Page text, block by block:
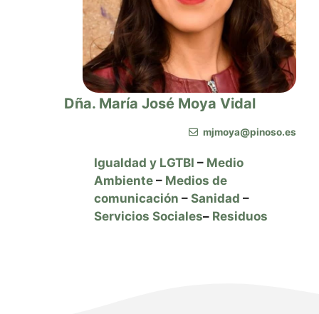
Dña. María José Moya Vidal
mjmoya@pinoso.es
Igualdad y LGTBI – Medio
Ambiente – Medios de
comunicación – Sanidad –
Servicios Sociales– Residuos